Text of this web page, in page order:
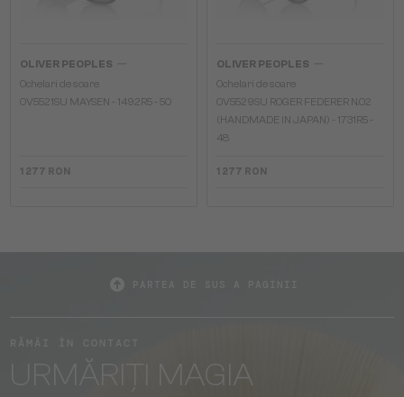
OLIVER PEOPLES
Ochelari de soare
OV5521SU MAYSEN - 1492R5 - 50
1 277 RON
OLIVER PEOPLES
Ochelari de soare
OV5529SU ROGER FEDERER N.02
(HANDMADE IN JAPAN) - 1731R5 -
48
1 277 RON
URMĂRIȚI MAGIA